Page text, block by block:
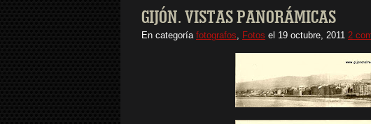
GIJÓN. VISTAS PANORÁMICAS
En categoría fotografos, Fotos el 19 octubre, 2011 2